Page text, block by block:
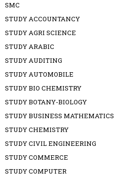
SMC
STUDY ACCOUNTANCY
STUDY AGRI SCIENCE
STUDY ARABIC
STUDY AUDITING
STUDY AUTOMOBILE
STUDY BIO CHEMISTRY
STUDY BOTANY-BIOLOGY
STUDY BUSINESS MATHEMATICS
STUDY CHEMISTRY
STUDY CIVIL ENGINEERING
STUDY COMMERCE
STUDY COMPUTER